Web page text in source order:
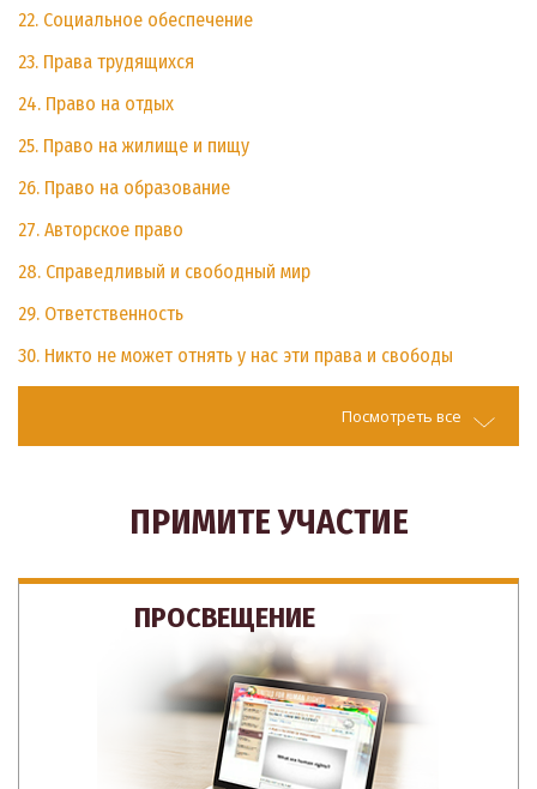
22. Социальное обеспечение
23. Права трудящихся
24. Право на отдых
25. Право на жилище и пищу
26. Право на образование
27. Авторское право
28. Справедливый и свободный мир
29. Ответственность
30. Никто не может отнять у нас эти права и свободы
Посмотреть все
ПРИМИТЕ УЧАСТИЕ
ПРОСВЕЩЕНИЕ